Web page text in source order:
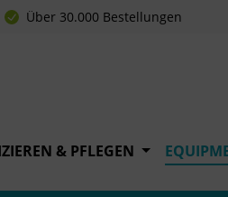
Über 30.000 Bestellungen
& PFLEGEN